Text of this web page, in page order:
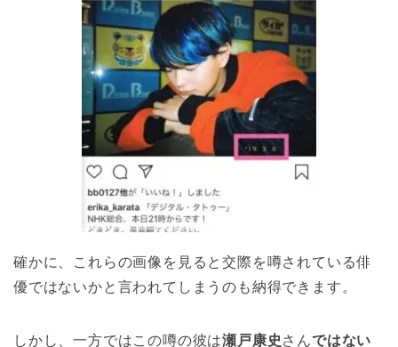
確かに、これらの画像を見ると交際を噂されている俳
優ではないかと言われてしまうのも納得できます。
しかし、一方ではこの噂の彼は瀬戸康史 さんではない